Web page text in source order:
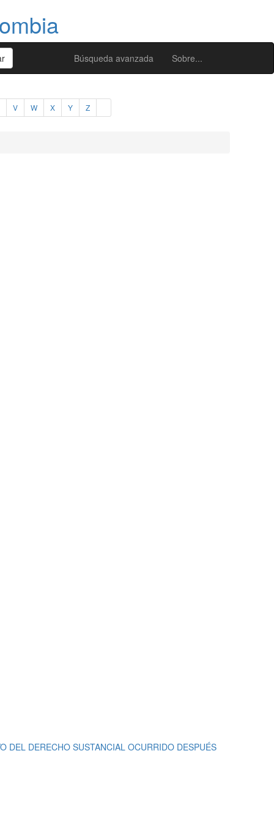
Búsqueda avanzada Sobre...
V W X Y Z
DEL DERECHO SUSTANCIAL OCURRIDO DESPUÉS